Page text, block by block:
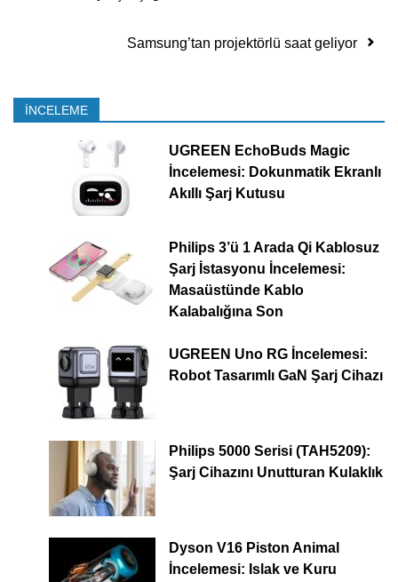
Samsung’tan projektörlü saat geliyor
İNCELEME
UGREEN EchoBuds Magic
İncelemesi: Dokunmatik Ekranlı
Akıllı Şarj Kutusu
Philips 3’ü 1 Arada Qi Kablosuz
Şarj İstasyonu İncelemesi:
Masaüstünde Kablo
Kalabalığına Son
UGREEN Uno RG İncelemesi:
Robot Tasarımlı GaN Şarj Cihazı
Philips 5000 Serisi (TAH5209):
Şarj Cihazını Unutturan Kulaklık
Dyson V16 Piston Animal
İncelemesi: Islak ve Kuru